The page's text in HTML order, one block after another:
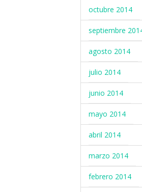
octubre 2014
septiembre
agosto 2014
julio 2014
junio 2014
mayo 2014
abril 2014
marzo 2014
febrero 2014